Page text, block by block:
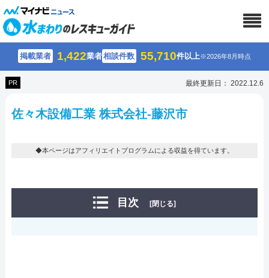
掲載業者 1,422業者相談件数 55,710件以上※2026年8月時点
PR 最終更新日： 2022.12.6
佐々木設備工業 株式会社-藤沢市
◆本ページはアフィリエイトプログラムによる収益を得ています。
目次 [閉じる]